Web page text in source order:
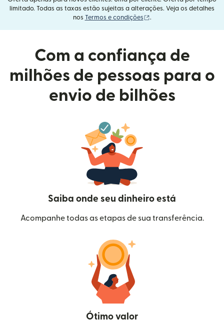
limitado. Todas as taxas estão sujeitas a alterações. Veja os detalhes
nos Termos e condições (abre em uma nova
.
Com a confiança de
milhões de pessoas para o
envio de bilhões
Saiba onde seu dinheiro está
Acompanhe todas as etapas de sua transferência.
Ótimo valor